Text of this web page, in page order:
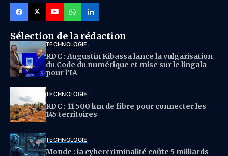
Sélection de la rédaction
TECHNOLOGIE
RDC : Augustin Kibassa lance la vulgarisation
du Code du numérique et mise sur le lingala
pour l’IA
TECHNOLOGIE
RDC : 11 500 km de fibre pour connecter les
145 territoires
TECHNOLOGIE
Monde : la cybercriminalité coûte 5 milliards